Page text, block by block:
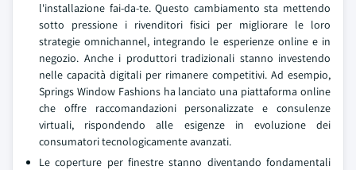
l'installazione fai-da-te. Questo cambiamento sta mettendo
sotto pressione i rivenditori fisici per migliorare le loro
strategie omnichannel, integrando le esperienze online e in
negozio. Anche i produttori tradizionali stanno investendo
nelle capacità digitali per rimanere competitivi. Ad esempio,
Springs Window Fashions ha lanciato una piattaforma online
che offre raccomandazioni personalizzate e consulenze
virtuali, rispondendo alle esigenze in evoluzione dei
consumatori tecnologicamente avanzati.
Le coperture per finestre stanno diventando fondamentali